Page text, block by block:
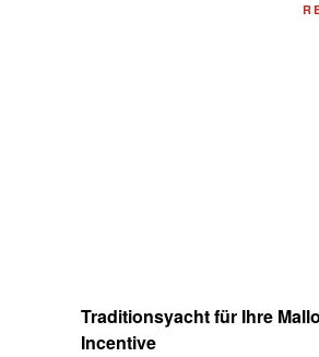
Traditionsyacht für Ihre
Incentive